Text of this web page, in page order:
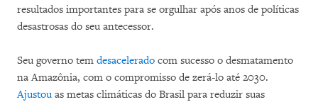
resultados importantes para se orgulhar após anos de políticas
desastrosas do seu antecessor.
Seu governo tem desacelerado com sucesso o desmatamento
na Amazônia, com o compromisso de zerá-lo até 2030.
Ajustouas metas climáticas do Brasil para reduzir suas